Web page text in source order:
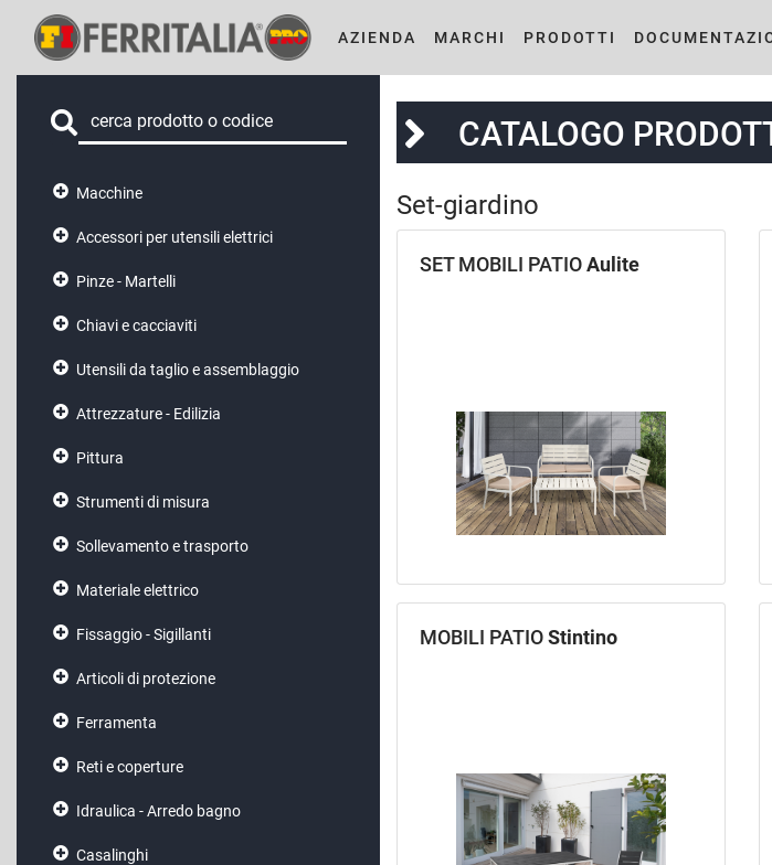
AZIENDA MARCHI PRODOTTI
Macchine
Accessori per utensili elettrici
Pinze - Martelli
Chiavi e cacciaviti
Utensili da taglio e assemblaggio
Attrezzature - Edilizia
Pittura
Strumenti di misura
Sollevamento e trasporto
Materiale elettrico
Fissaggio - Sigillanti
Articoli di protezione
Ferramenta
Reti e coperture
Idraulica - Arredo bagno
Casalinghi
CATALOGO
Set-giardino
SET MOBILI PATIOAulite
MOBILI PATIOStintino